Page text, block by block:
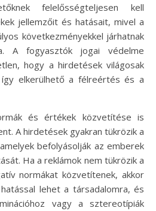
felelősségteljesen kell
jellemzőit és hatásait, mivel a
következményekkel járhatnak
A fogyasztók jogai védelme
hogy a hirdetések világosak
elkerülhető a félreértés és a
és értékek közvetítése is
A hirdetések gyakran tükrözik a
befolyásolják az emberek
Ha a reklámok nem tükrözik a
normákat közvetítenek, akkor
lehet a társadalomra, és
vagy a sztereotípiák